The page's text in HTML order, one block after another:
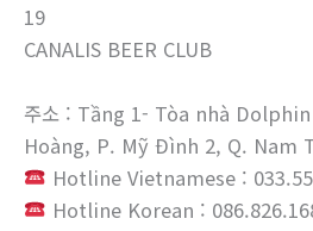
19
CANALIS BEER CLUB
주소 : Tầng 1- Tòa nhà
Hoàng, P. Mỹ Đình 2, Q. Nam
Hotline Vietnamese :
Hotline Korean :